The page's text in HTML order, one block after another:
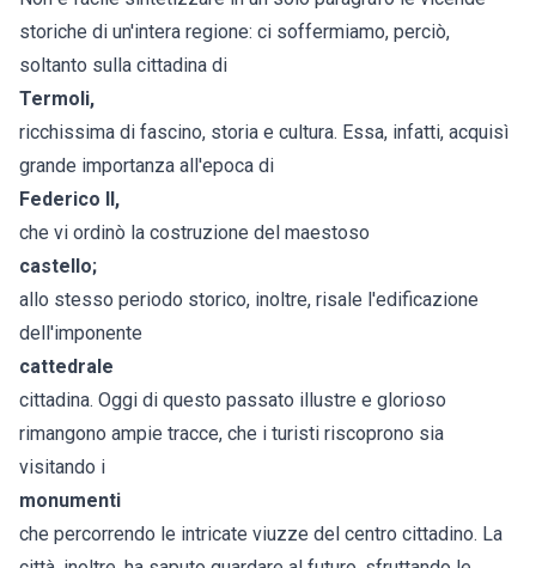
storiche di un'intera regione: ci soffermiamo, perciò,
soltanto sulla cittadina di
Termoli,
ricchissima di fascino, storia e cultura. Essa, infatti, acquisì
grande importanza all'epoca di
Federico II,
che vi ordinò la costruzione del maestoso
castello;
allo stesso periodo storico, inoltre, risale l'edificazione
dell'imponente
cattedrale
cittadina. Oggi di questo passato illustre e glorioso
rimangono ampie tracce, che i turisti riscoprono sia
visitando i
monumenti
che percorrendo le intricate viuzze del centro cittadino. La